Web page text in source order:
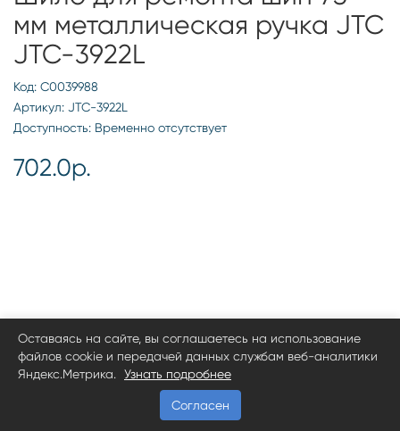
мм металлическая ручка JTC
JTC-3922L
Код: С0039988
Артикул: JTC-3922L
Доступность: Временно отсутствует
702.0р.
Оставаясь на сайте, вы соглашаетесь на использование
файлов cookie и передачей данных службам веб-аналитики
Яндекс.Метрика.
Узнать подробнее
Согласен